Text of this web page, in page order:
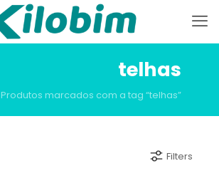
telhas
Produtos marcados com a tag “telhas”
Filters